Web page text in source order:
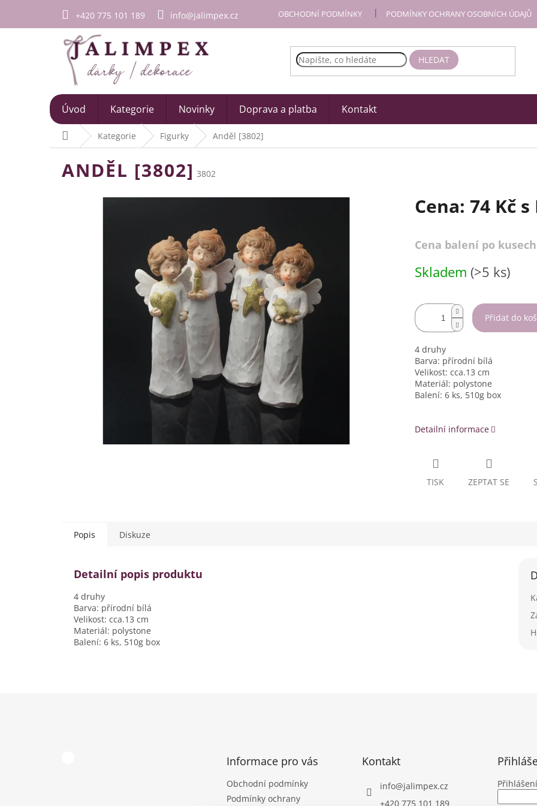
obsah
+420 775 101 189 info@jalimpex.cz OBCHODNÍ PODMÍNKY PODMÍNKY OCHRANY OSOBNÍCH ÚDAJŮ
HLEDAT
Úvod Kategorie Novinky Doprava a platba Kontakt
Domů Kategorie Figurky Anděl [3802]
ANDĚL [3802] 3802
Cena: 74 Kč s
Cena balení po
cena:
Skladem (>5 ks)
Přidat do
4 druhy
Barva: přírodní bílá
Velikost: cca.13 cm
Materiál: polystone
Balení: 6 ks, 510g box
Detailní informace
TISK ZEPTAT SE
Popis Diskuze
Detailní popis produktu
4 druhy
Barva: přírodní bílá
Velikost: cca.13 cm
Materiál: polystone
Balení: 6 ks, 510g box
Informace pro vás
Obchodní podmínky
Podmínky ochrany
Kontakt
info@jalimpex.cz
+420 775 101 189